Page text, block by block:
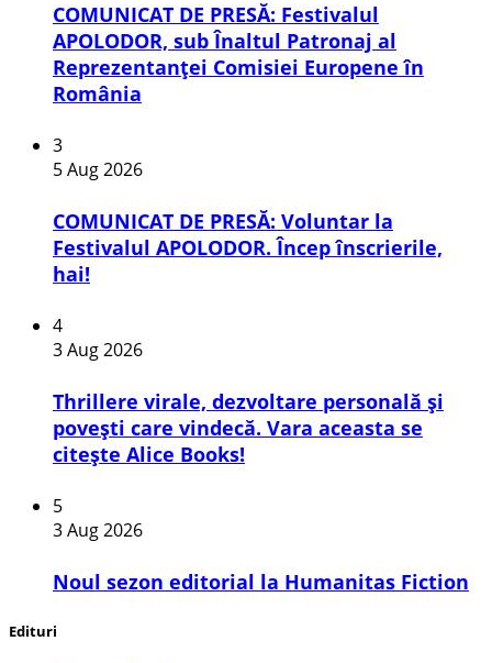
COMUNICAT DE PRESĂ: Festivalul
APOLODOR, sub Înaltul Patronaj al
Reprezentanței Comisiei Europene în
România
3
5 Aug 2026
COMUNICAT DE PRESĂ: Voluntar la
Festivalul APOLODOR. Încep înscrierile,
hai!
4
3 Aug 2026
Thrillere virale, dezvoltare personală și
povești care vindecă. Vara aceasta se
citește Alice Books!
5
3 Aug 2026
​Noul sezon editorial la Humanitas Fiction
Edituri